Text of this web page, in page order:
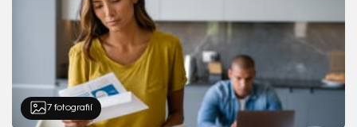
7 fotografií